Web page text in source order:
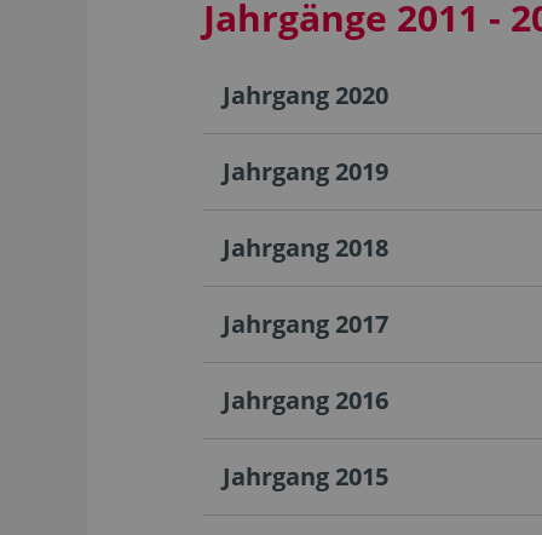
Jahrgänge 2011 -
Jahrgang 2020
Jahrgang 2019
Jahrgang 2018
Jahrgang 2017
Jahrgang 2016
Jahrgang 2015